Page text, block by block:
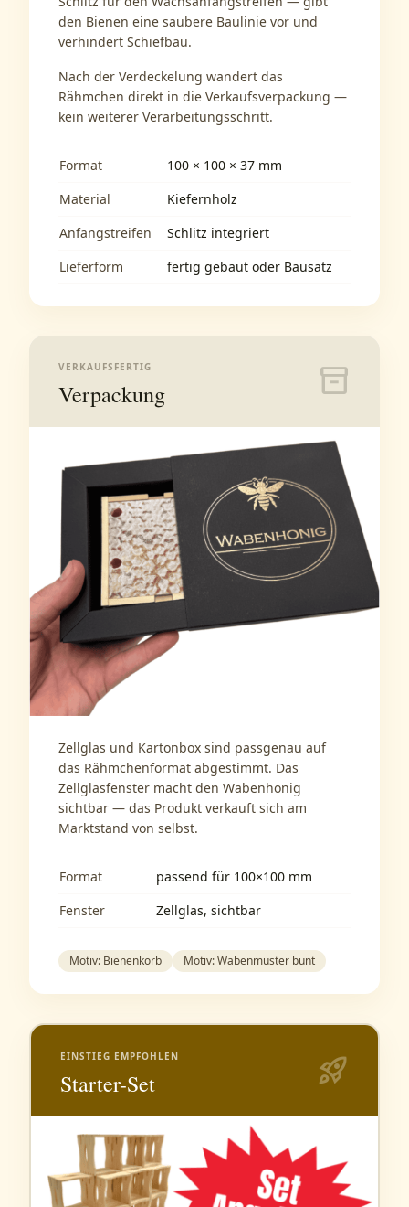
den Bienen eine saubere Baulinie vor und
verhindert Schiefbau.
Nach der Verdeckelung wandert das
Rähmchen direkt in die Verkaufsverpackung —
kein weiterer Verarbeitungsschritt.
Format
100 × 100 × 37 mm
Material
Kiefernholz
Anfangstreifen
Schlitz integriert
Lieferform
fertig gebaut oder Bausatz
VERKAUFSFERTIG
Verpackung inventory_2
Zellglas und Kartonbox sind passgenau auf
das Rähmchenformat abgestimmt. Das
Zellglasfenster macht den Wabenhonig
sichtbar — das Produkt verkauft sich am
Marktstand von selbst.
Format
passend für 100×100 mm
Fenster
Zellglas, sichtbar
Motiv: Bienenkorb Motiv: Wabenmuster bunt
EINSTIEG EMPFOHLEN
Starter-Set rocket_launch